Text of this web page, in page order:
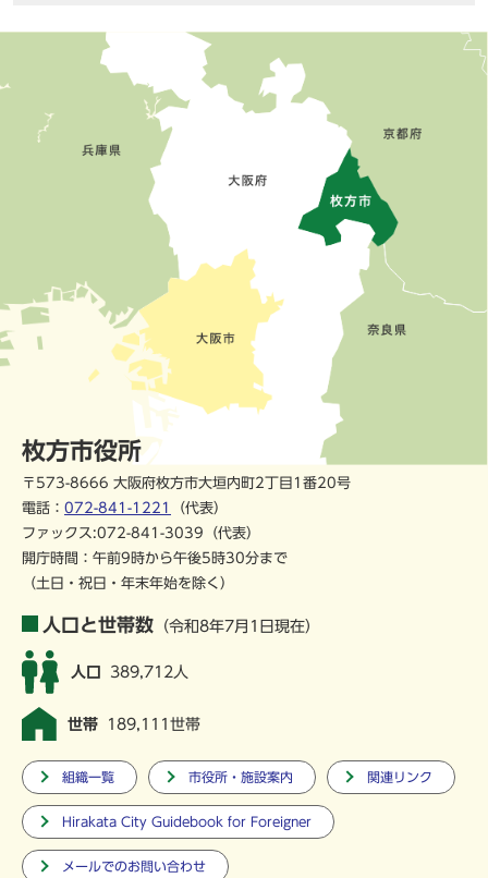
枚方市役所
〒573-8666 大阪府枚方市大垣内町2丁目1番20号
電話： 072-841-1221
（代表）
ファックス:072-841-3039（代表）
開庁時間：午前9時から午後5時30分まで
（土日・祝日・年末年始を除く）
人口と世帯数 （令和8年7月1日現在）
人口 389,712人
世帯 189,111世帯
組織一覧 市役所・施設案内 関連リンク
Hirakata City Guidebook for Foreigner
メールでのお問い合わせ